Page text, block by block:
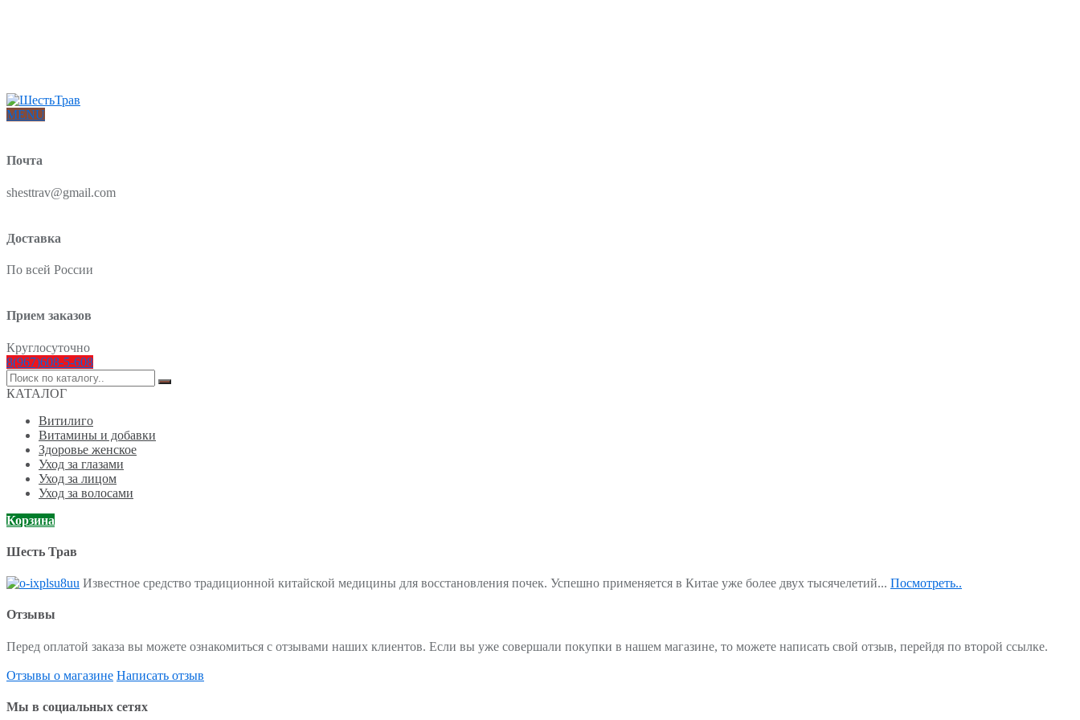
MENU
Почта
shesttrav@gmail.com
Доставка
По всей России
Прием заказов
Круглосуточно
8(967)608-5-608
Поиск
по:
КАТАЛОГ
Витилиго
Витамины и добавки
Здоровье женское
Уход за глазами
Уход за лицом
Уход за волосами
Корзина
Шесть Трав
Известное средство традиционной китайской медицины для восстановления почек. Успешно применяется в Китае уже более двух тысячелетий... Посмотреть..
Отзывы
Перед оплатой заказа вы можете ознакомиться с отзывами наших клиентов. Если вы уже совершали покупки в нашем магазине, то можете написать свой отзыв, перейдя по второй ссылке.
Отзывы о магазине Написать отзыв
Мы в социальных сетях